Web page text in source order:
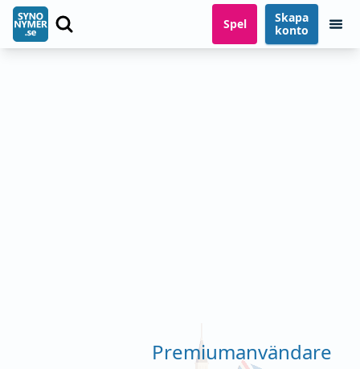
Spel
Skapa
konto
Premiumanvändare